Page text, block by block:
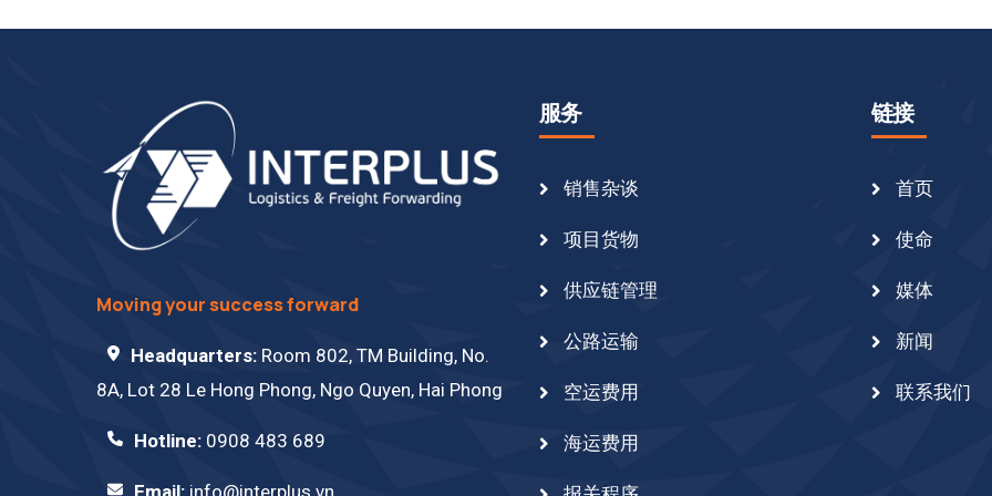
Moving your success forward
Headquarters: Room 802, TM Building, No.
8A, Lot 28 Le Hong Phong, Ngo Quyen, Hai Phong
Hotline: 0908 483 689
Email: info@interplus.vn
服务
销售杂谈
项目货物
供应链管理
公路运输
空运费用
海运费用
链接
首页
使命
媒体
新闻
联系我们